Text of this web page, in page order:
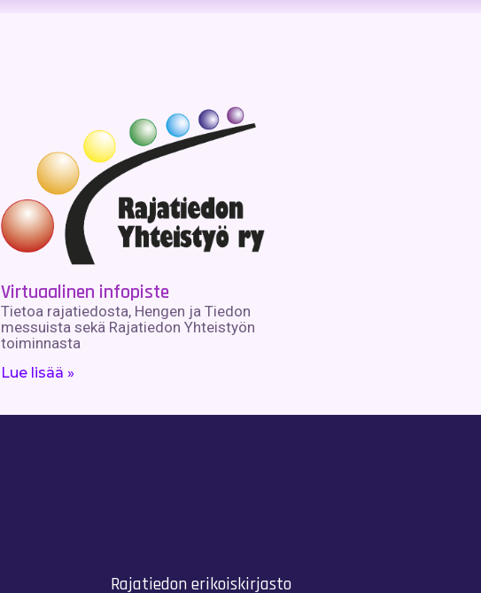
Virtuaalinen infopiste
Tietoa rajatiedosta, Hengen ja Tiedon
messuista sekä Rajatiedon Yhteistyön
toiminnasta
Lue lisää »
Rajatiedon erikoiskirjasto